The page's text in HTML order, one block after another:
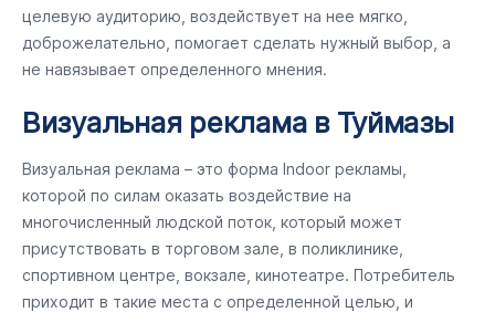
целевую аудиторию, воздействует на нее мягко,
доброжелательно, помогает сделать нужный выбор, а
не навязывает определенного мнения.
Визуальная реклама в Туймазы
Визуальная реклама – это форма Indoor рекламы,
которой по силам оказать воздействие на
многочисленный людской поток, который может
присутствовать в торговом зале, в поликлинике,
спортивном центре, вокзале, кинотеатре. Потребитель
приходит в такие места с определенной целью, и